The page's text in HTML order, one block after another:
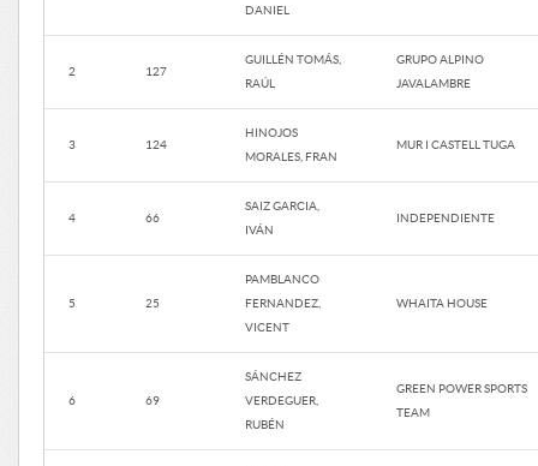
DANIEL
2 127
GUILLÉN TOMÁS,
RAÚL
GRUPO ALPINO
JAVALAMBRE
3 124
HINOJOS
MORALES, FRAN
MUR I CASTELL TUGA
4 66
SAIZ GARCIA,
IVÁN
INDEPENDIENTE
5 25
PAMBLANCO
FERNANDEZ,
VICENT
WHAITA HOUSE
6 69
SÁNCHEZ
VERDEGUER,
RUBÉN
GREEN POWER SPORTS
TEAM